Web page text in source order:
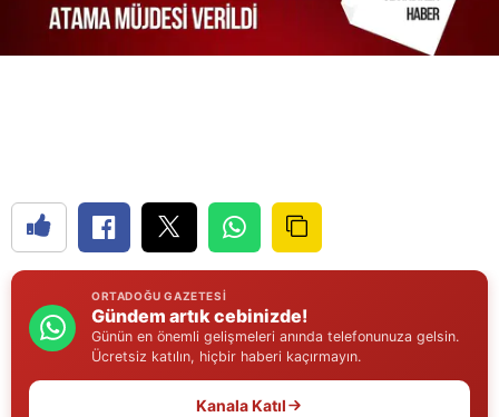
Denizli
Erzincan
Erzurum
Gaziantep
Giresun
ORTADOĞU GAZETESI
Gündem artık cebinizde!
Günün en önemli gelişmeleri anında telefonunuza gelsin.
Ücretsiz katılın, hiçbir haberi kaçırmayın.
Kanala Katıl